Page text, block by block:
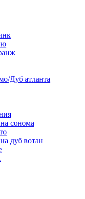
Дуб атланта
сонома
дуб вотан